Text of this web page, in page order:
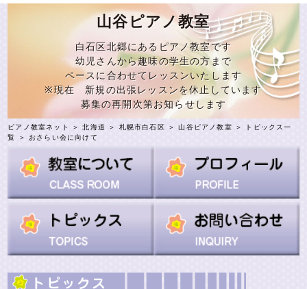
山谷ピアノ教室
白石区北郷にあるピアノ教室です
幼児さんから趣味の学生の方まで
ペースに合わせてレッスンいたします
※現在 新規の出張レッスンを休止しています
募集の再開次第お知らせします
ピアノ教室ネット ＞北海道 ＞ 札幌市白石区 ＞山谷ピアノ教室 ＞
トピックス一
覧
＞ おさらい会に向けて